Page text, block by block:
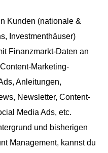
Kunden (nationale &
Investmenthäuser)
Finanzmarkt-Daten an
Marketing-
Anleitungen,
Newsletter, Content-
Media Ads, etc.
und bisherigen
Management, kannst du